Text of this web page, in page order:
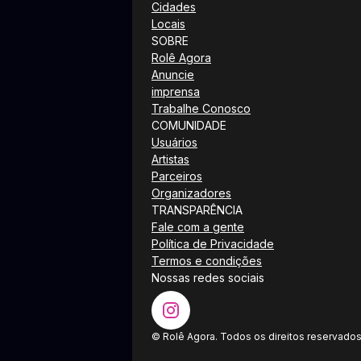
Cidades
Locais
SOBRE
Rolê Agora
Anuncie
imprensa
Trabalhe Conosco
COMUNIDADE
Usuários
Artistas
Parceiros
Organizadores
TRANSPARÊNCIA
Fale com a gente
Política de Privacidade
Termos e condições
Nossas redes sociais
© Rolê Agora. Todos os direitos